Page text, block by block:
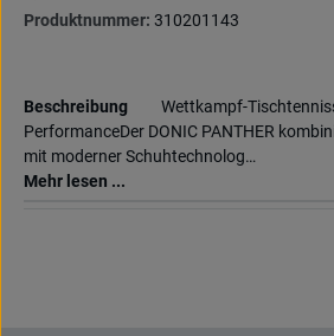
Produktnummer: 310201143
Beschreibung
Wettkampf-
PerformanceDer DONIC PANTHER
mit moderner Schuhtechnolog…
Mehr lesen ...